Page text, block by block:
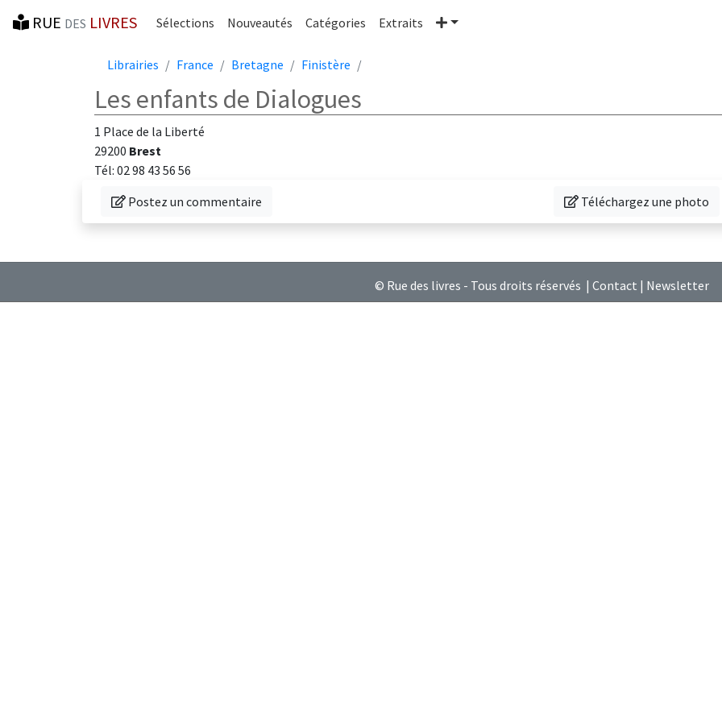
RUE DES LIVRES Sélections Nouveautés Catégories Extraits Plus
Librairies France Bretagne Finistère
Les enfants de Dialogues
1 Place de la Liberté
29200 Brest
Tél: 02 98 43 56 56
Donnez votre avis sur cette librairie
Postez un commentaire Téléchargez une photo de
Téléchargez une photo
© Rue des livres - Tous droits réservés | Contact | Newsletter